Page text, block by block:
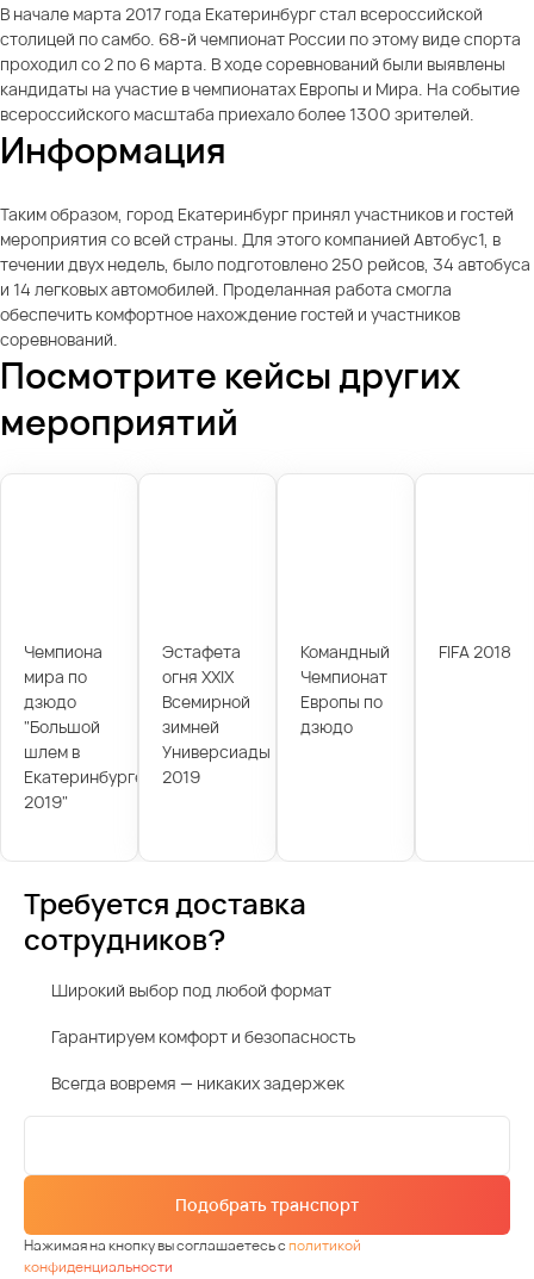
В начале марта 2017 года Екатеринбург стал всероссийской
столицей по самбо. 68-й чемпионат России по этому виде спорта
проходил со 2 по 6 марта. В ходе соревнований были выявлены
кандидаты на участие в чемпионатах Европы и Мира. На событие
всероссийского масштаба приехало более 1300 зрителей.
Информация
Таким образом, город Екатеринбург принял участников и гостей
мероприятия со всей страны. Для этого компанией Автобус1, в
течении двух недель, было подготовлено 250 рейсов, 34 автобуса
и 14 легковых автомобилей. Проделанная работа смогла
обеспечить комфортное нахождение гостей и участников
соревнований.
Посмотрите кейсы других
мероприятий
Чемпиона
мира по
дзюдо
"Большой
шлем в
Екатеринбурге
2019"
Эстафета
огня XXIX
Всемирной
зимней
Универсиады
2019
Командный
Чемпионат
Европы по
дзюдо
FIFA 2018
Требуется доставка
сотрудников?
Широкий выбор под любой формат
Гарантируем комфорт и безопасность
Всегда вовремя — никаких задержек
Подобрать транспорт
Нажимая на кнопку вы соглашаетесь сполитикой
конфиденциальности